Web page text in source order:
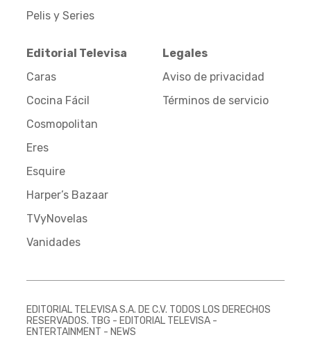
Pelis y Series
Editorial Televisa
Caras
Cocina Fácil
Cosmopolitan
Eres
Esquire
Harper’s Bazaar
TVyNovelas
Vanidades
Legales
Aviso de privacidad
Términos de servicio
EDITORIAL TELEVISA S.A. DE C.V. TODOS LOS DERECHOS
RESERVADOS. TBG - EDITORIAL TELEVISA -
ENTERTAINMENT - NEWS